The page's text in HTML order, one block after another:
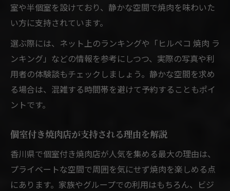
室や半個室を設けており、静かな空間で焼肉を味わいた
い方に支持されています。
選ぶ際には、ネット上のランキングや「ヒルペコ 焼肉 ラ
ンキング」などの情報を参考にしつつ、実際の写真や利
用者の体験談もチェックしましょう。静かな空間を求め
る場合は、混雑する時間帯を避けて予約することもポイ
ントです。
個室付き焼肉店が支持される理由を解説
香川県で個室付き焼肉店が人気を集める最大の理由は、
プライベートな空間で周囲を気にせず焼肉を楽しめる点
にあります。家族やグループでの利用はもちろん、ビジ